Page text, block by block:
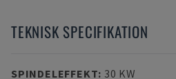
TEKNISK SPECIFIKATION
SPINDELEFFEKT: 30 KW